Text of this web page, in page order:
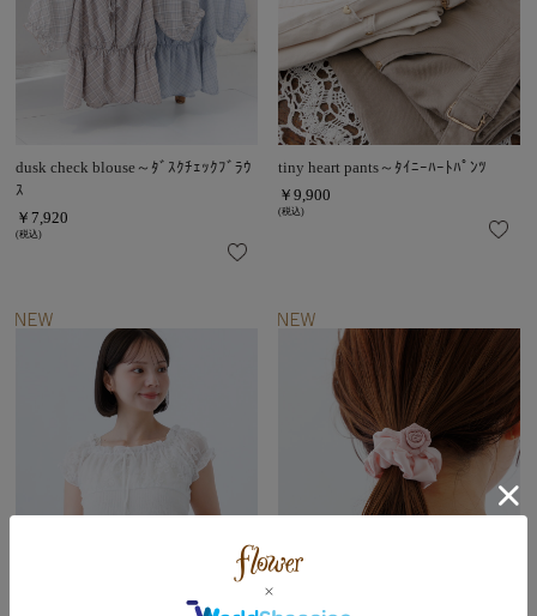
dusk check blouse～ﾀﾞｽｸﾁｪｯｸﾌﾞﾗｳ
ｽ
￥7,920
(税込)
tiny heart pants～ﾀｲﾆｰﾊｰﾄﾊﾟﾝﾂ
￥9,900
(税込)